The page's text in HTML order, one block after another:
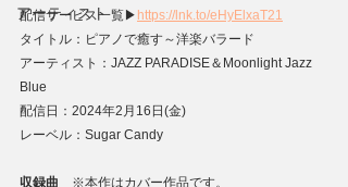
アーティスト
配信サービス⼀覧▶ https://lnk.to/eHyElxaT21
タイトル：ピアノで癒す～洋楽バラード
アーティスト：JAZZ PARADISE＆Moonlight Jazz
Blue
配信日：2024年2月16日(金)
レーベル：Sugar Candy
収録曲 ※本作はカバー作品です。